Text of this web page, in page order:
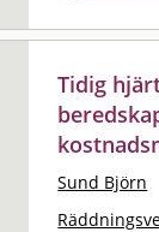
Tidig
Sund Björn